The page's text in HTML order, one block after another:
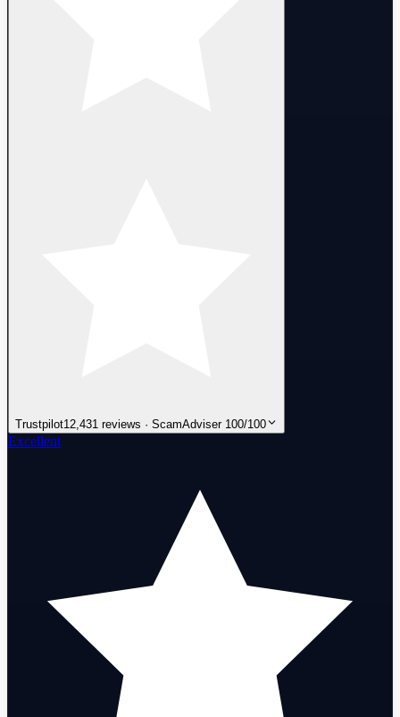
Trustpilot12,431 reviews · ScamAdviser 100/100
Excellent